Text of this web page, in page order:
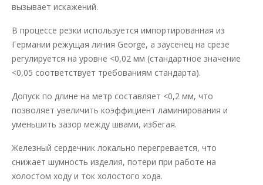
вызывает искажений.
В процессе резки используется импортированная из
Германии режущая линия George, а заусенец на срезе
регулируется на уровне <0,02 мм (стандартное значение
<0,05 соответствует требованиям стандарта).
Допуск по длине на метр составляет <0,2 мм, что
позволяет увеличить коэффициент ламинирования и
уменьшить зазор между швами, избегая.
Железный сердечник локально перегревается, что
снижает шумность изделия, потери при работе на
холостом ходу и ток холостого хода.